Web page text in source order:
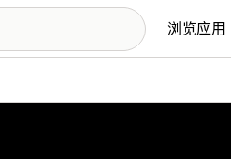
浏览应用